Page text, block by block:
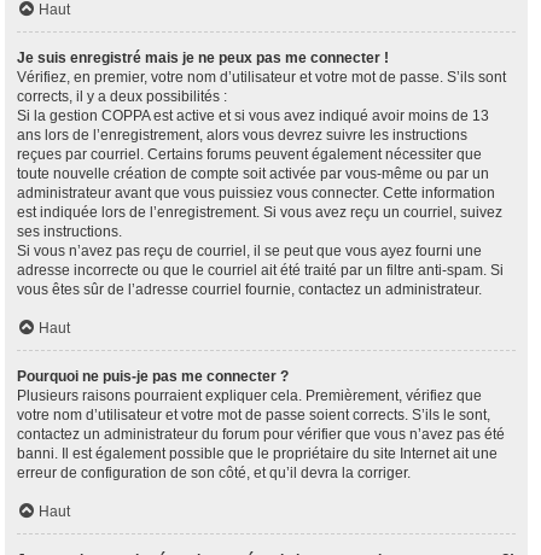
Haut
Je suis enregistré mais je ne peux pas me connecter !
Vérifiez, en premier, votre nom d’utilisateur et votre mot de passe. S’ils sont
corrects, il y a deux possibilités :
Si la gestion COPPA est active et si vous avez indiqué avoir moins de 13
ans lors de l’enregistrement, alors vous devrez suivre les instructions
reçues par courriel. Certains forums peuvent également nécessiter que
toute nouvelle création de compte soit activée par vous-même ou par un
administrateur avant que vous puissiez vous connecter. Cette information
est indiquée lors de l’enregistrement. Si vous avez reçu un courriel, suivez
ses instructions.
Si vous n’avez pas reçu de courriel, il se peut que vous ayez fourni une
adresse incorrecte ou que le courriel ait été traité par un filtre anti-spam. Si
vous êtes sûr de l’adresse courriel fournie, contactez un administrateur.
Haut
Pourquoi ne puis-je pas me connecter ?
Plusieurs raisons pourraient expliquer cela. Premièrement, vérifiez que
votre nom d’utilisateur et votre mot de passe soient corrects. S’ils le sont,
contactez un administrateur du forum pour vérifier que vous n’avez pas été
banni. Il est également possible que le propriétaire du site Internet ait une
erreur de configuration de son côté, et qu’il devra la corriger.
Haut